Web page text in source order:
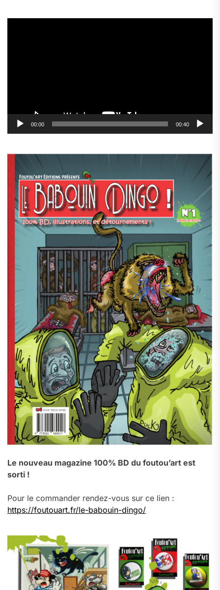
00:00 00:40
Le nouveau magazine 100% BD du foutou’art est
sorti !
Pour le commander rendez-vous sur ce lien :
https://foutouart.fr/le-babouin-dingo/